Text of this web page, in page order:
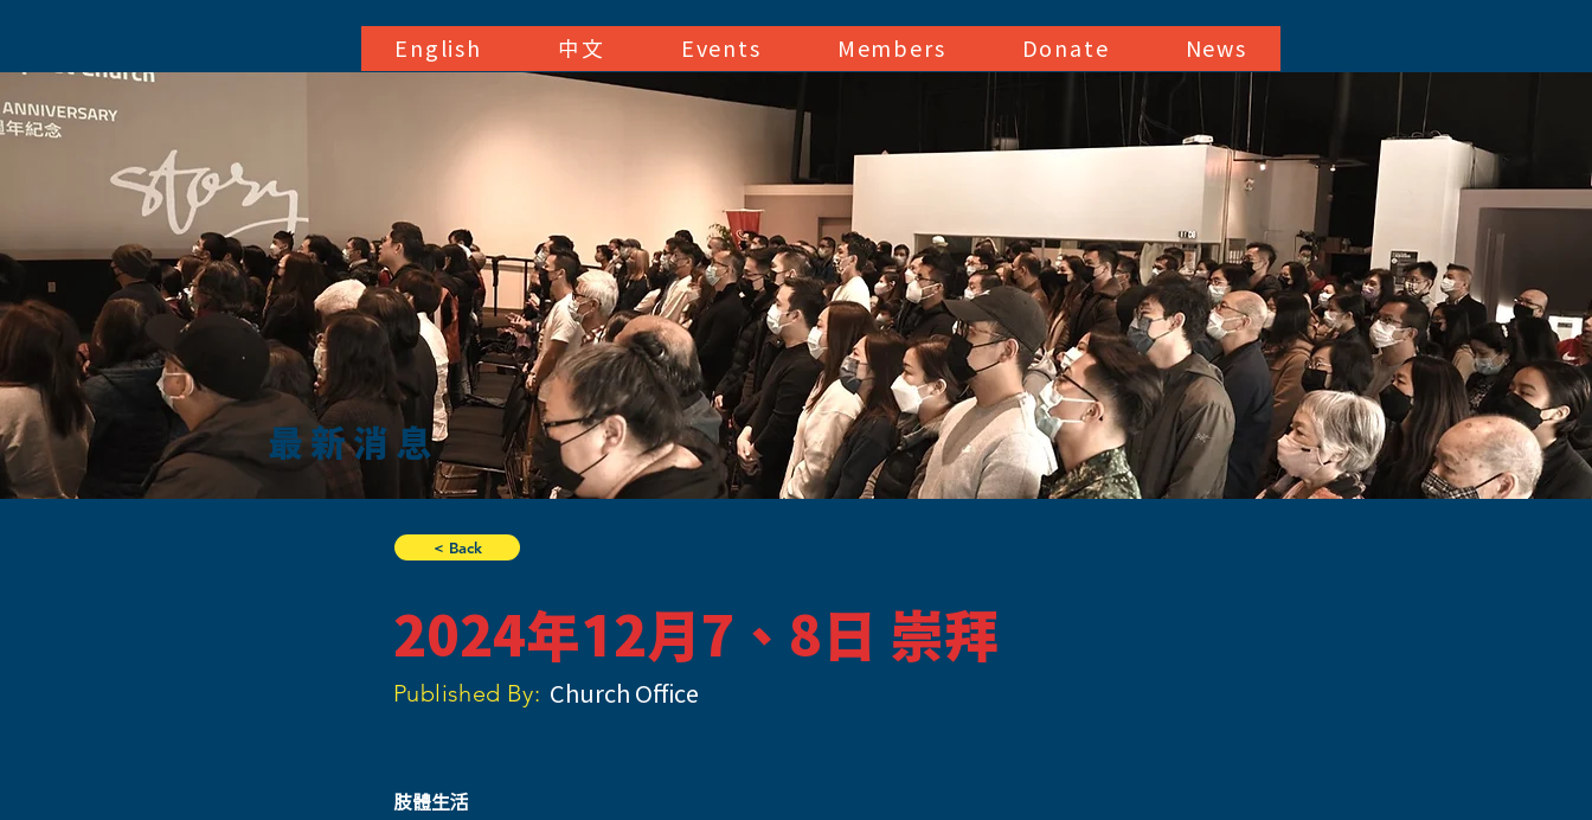
English 中文 Events Members Donate News
最新消息
< Back
2024年12月7、8日 崇拜
Published By: Church Office
肢體生活